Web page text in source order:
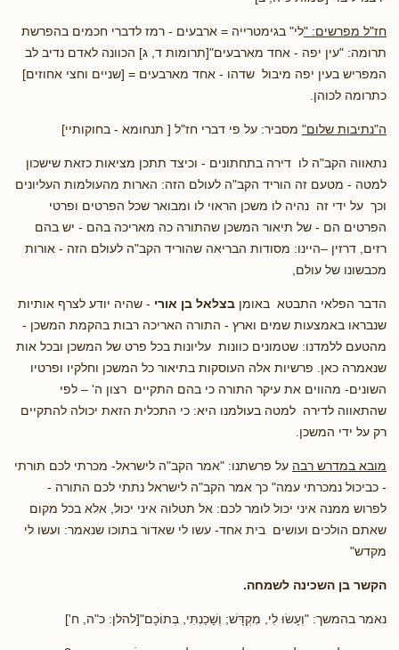
חז"ל מפרשים: "לי" בגימטרייה = ארבעים - רמז לדברי חכמים בהפרשת
תרומה: "עין יפה - אחד מארבעים"[תרומות ד, ג] הכוונה לאדם נדיב לב
המפריש בעין יפה מיבול שדהו - אחד מארבעים = [שניים וחצי אחוזים]
כתרומה לכוהן.
ה"נתיבות שלום" מסביר: על פי דברי חז"ל [ תנחומא - בחוקותיי]
נתאווה הקב"ה לו דירה בתחתונים - וכיצד תתכן מציאות כזאת שישכון
למטה - מטעם זה הוריד הקב"ה לעולם הזה: הארות מהעולמות העליונים
וכך על ידי זה נהיה לו משכן הראוי לו ומבואר שכל הפרטים ופרטי
הפרטים הם - של תיאור המשכן שהתורה כה מאריכה בהם - יש בהם
רזים, דרזין –היינו: מסודות הבריאה שהוריד הקב"ה לעולם הזה - אורות
מכבשונו של עולם,
הדבר הפלאי התבטא באומן בצלאל בן אורי - שהיה יודע לצרף אותיות
שנבראו באמצעות שמים וארץ - התורה האריכה רבות בהקמת המשכן -
מהטעם ללמדנו: שטמונים כוונות עליונות בכל פרט של המשכן ובכל אות
שנאמרה כאן. פרשיות אלה העוסקות בתיאור כל המשכן וחלקיו ופרטיו
השונים- מהווים את עיקר התורה כי בהם התקיים רצון ה' – לפי
שהתאווה לדירה למטה בעולמנו היא: כי התכלית הזאת יכולה להתקיים
רק על ידי המשכן.
מובא במדרש רבה על פרשתנו: "אמר הקב"ה לישראל- מכרתי לכם תורתי
- כביכול נמכרתי עמה" כך אמר הקב"ה לישראל נתתי לכם התורה -
לפרוש ממנה איני יכול לומר לכם: אל תטלוה איני יכול, אלא בכל מקום
שאתם הולכים ועושים בית אחד- עשו לי שאדור בתוכו שנאמר: ועשו לי
מקדש"
הקשר בן השכינה לשמחה.
נאמר בהמשך: "וְעָשׂוּ לִי, מִקְדָּשׁ; וְשָׁכַנְתִּי, בְּתוֹכָם"[להלן: כ"ה, ח']